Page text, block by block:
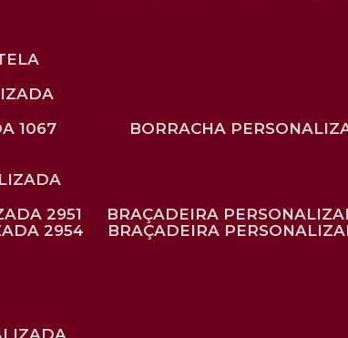
1067
BORRACHA
2951
BRAÇADEIRA
2954
BRAÇADEIRA